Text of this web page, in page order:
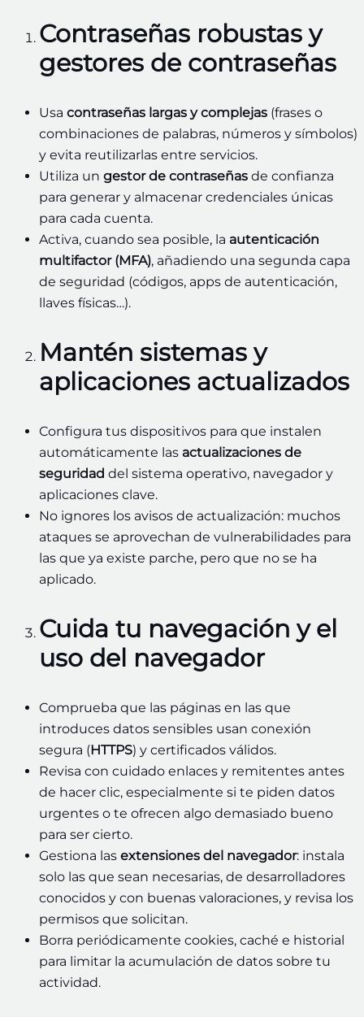
Contraseñas robustas y
gestores de contraseñas
Usa contraseñas largas y complejas (frases o
combinaciones de palabras, números y símbolos)
y evita reutilizarlas entre servicios.
Utiliza un gestor de contraseñas de confianza
para generar y almacenar credenciales únicas
para cada cuenta.
Activa, cuando sea posible, la autenticación
multifactor (MFA), añadiendo una segunda capa
de seguridad (códigos, apps de autenticación,
llaves físicas…).
Mantén sistemas y
aplicaciones actualizados
Configura tus dispositivos para que instalen
automáticamente las actualizaciones de
seguridad del sistema operativo, navegador y
aplicaciones clave.
No ignores los avisos de actualización: muchos
ataques se aprovechan de vulnerabilidades para
las que ya existe parche, pero que no se ha
aplicado.
Cuida tu navegación y el
uso del navegador
Comprueba que las páginas en las que
introduces datos sensibles usan conexión
segura (HTTPS) y certificados válidos.
Revisa con cuidado enlaces y remitentes antes
de hacer clic, especialmente si te piden datos
urgentes o te ofrecen algo demasiado bueno
para ser cierto.
Gestiona las extensiones del navegador: instala
solo las que sean necesarias, de desarrolladores
conocidos y con buenas valoraciones, y revisa los
permisos que solicitan.
Borra periódicamente cookies, caché e historial
para limitar la acumulación de datos sobre tu
actividad.